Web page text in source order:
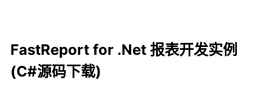
FastReport for .Net 报表开发实例
(C#源码下载)